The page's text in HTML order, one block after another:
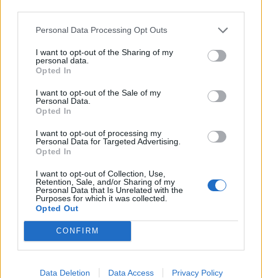
Personal Data Processing Opt Outs
I want to opt-out of the Sharing of my
personal data.
Opted In
I want to opt-out of the Sale of my
Personal Data.
Opted In
I want to opt-out of processing my
Personal Data for Targeted Advertising.
Opted In
I want to opt-out of Collection, Use,
Retention, Sale, and/or Sharing of my
Personal Data that Is Unrelated with the
Purposes for which it was collected.
Opted Out
CONFIRM
Data Deletion Data Access Privacy Policy
az ukrán fegyverek gerincét adó vállalat került célkeresztbe
legnagyobb korrupciós botrányának...
KEDVES OLVASÓNK!
A keresett cikk a portfolio.hu hírarchívumához
tartozik, melynek olvasása előfizetéses
regisztrációhoz kötött.
Az előfizetés a következőket tartalmazza:
Portfolio.hu teljes cikkarchívum
Kötéslisták: BÉT elmúlt 2 év napon belüli
kötéslistái
Előfizetés